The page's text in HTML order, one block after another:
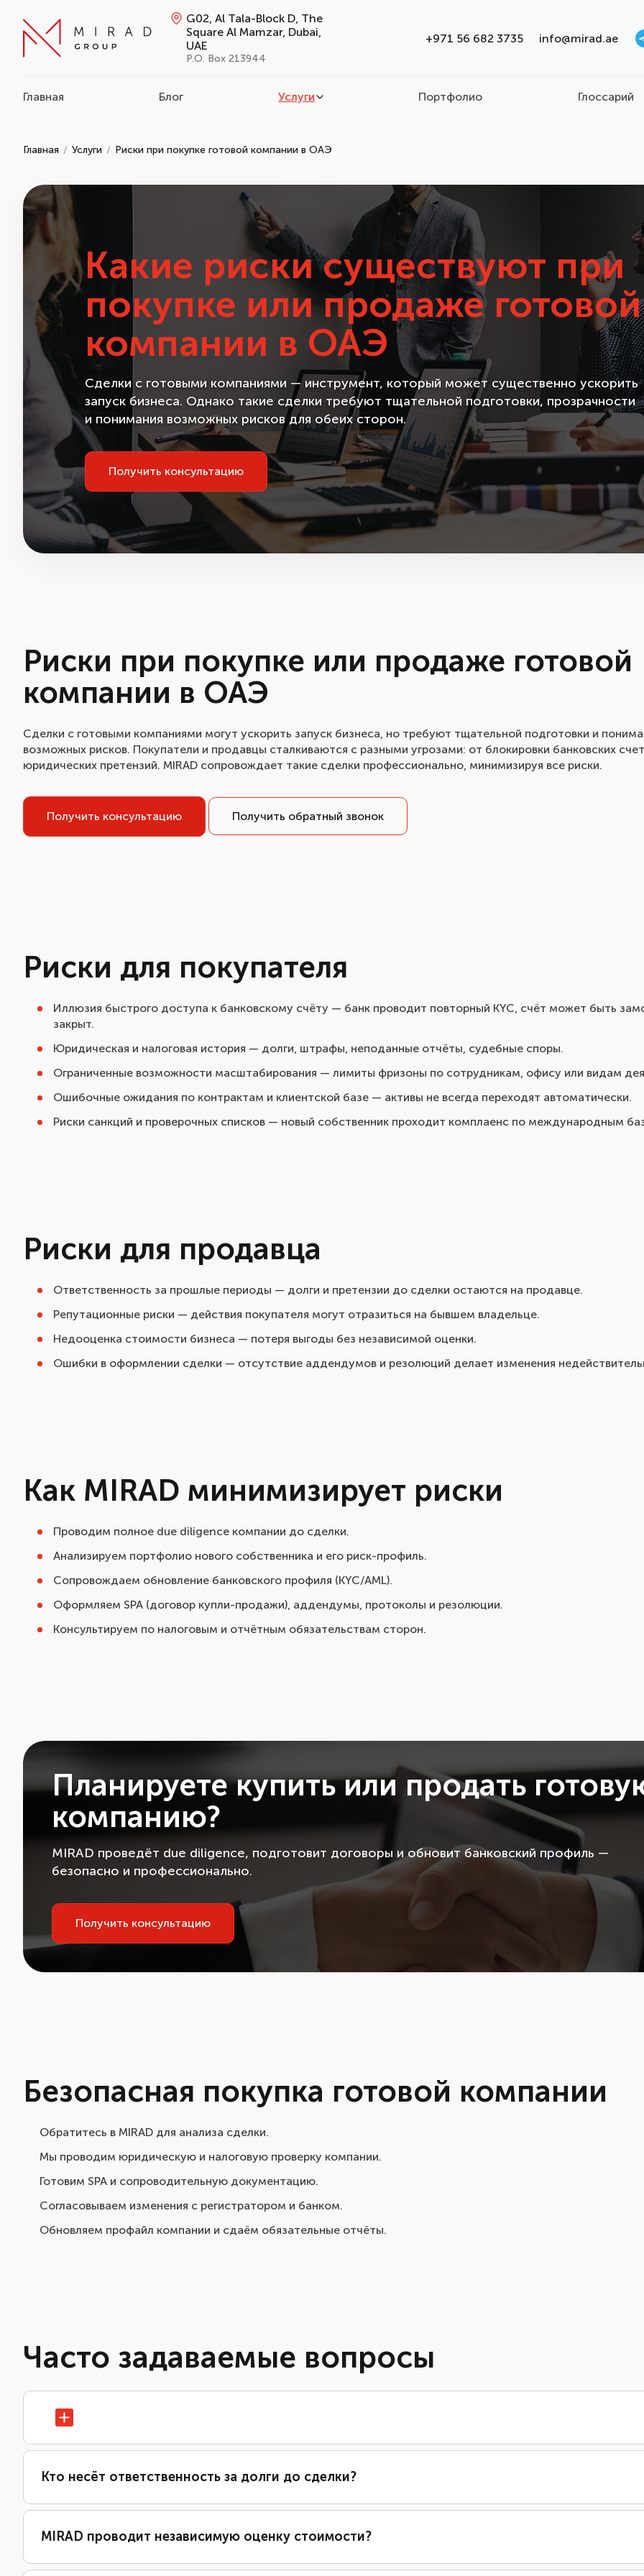
G02, Al Tala-Block D, The
Square Al Mamzar, Dubai,
UAE
P.O. Box 213944
+971 56 682 3735 info@mirad.ae
Главная Блог Услуги Портфолио Глоссарий
Главная Услуги Риски при покупке готовой компании в ОАЭ
Какие риски существуют при
покупке или продаже готовой
компании в ОАЭ
Сделки с готовыми компаниями — инструмент, который может существенно ускорить
запуск бизнеса. Однако такие сделки требуют тщательной подготовки, прозрачности
и понимания возможных рисков для обеих сторон.
Получить консультацию
Риски при покупке или продаже готовой
компании в ОАЭ
Сделки с готовыми компаниями могут ускорить запуск бизнеса, но требуют тщательной подготовки и
возможных рисков. Покупатели и продавцы сталкиваются с разными угрозами: от блокировки банковских
юридических претензий. MIRAD сопровождает такие сделки профессионально, минимизируя все риски.
Получить консультацию Получить обратный звонок
Риски для покупателя
Иллюзия быстрого доступа к банковскому счёту — банк проводит повторный KYC, счёт может быть
закрыт.
Юридическая и налоговая история — долги, штрафы, неподанные отчёты, судебные споры.
Ограниченные возможности масштабирования — лимиты фризоны по сотрудникам, офису или видам
Ошибочные ожидания по контрактам и клиентской базе — активы не всегда переходят автоматически.
Риски санкций и проверочных списков — новый собственник проходит комплаенс по международным
Риски для продавца
Ответственность за прошлые периоды — долги и претензии до сделки остаются на продавце.
Репутационные риски — действия покупателя могут отразиться на бывшем владельце.
Недооценка стоимости бизнеса — потеря выгоды без независимой оценки.
Ошибки в оформлении сделки — отсутствие аддендумов и резолюций делает изменения
Как MIRAD минимизирует риски
Проводим полное due diligence компании до сделки.
Анализируем портфолио нового собственника и его риск-профиль.
Сопровождаем обновление банковского профиля (KYC/AML).
Оформляем SPA (договор купли-продажи), аддендумы, протоколы и резолюции.
Консультируем по налоговым и отчётным обязательствам сторон.
Планируете купить или продать
компанию?
MIRAD проведёт due diligence, подготовит договоры и обновит банковский профиль —
безопасно и профессионально.
Получить консультацию
Безопасная покупка готовой компании
Обратитесь в MIRAD для анализа сделки.
Мы проводим юридическую и налоговую проверку компании.
Готовим SPA и сопроводительную документацию.
Согласовываем изменения с регистратором и банком.
Обновляем профайл компании и сдаём обязательные отчёты.
Часто задаваемые вопросы
Кто несёт ответственность за долги до сделки?
MIRAD проводит независимую оценку стоимости?